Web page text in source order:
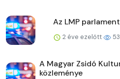
Az LMP
2 éve ezelőtt
A Magyar Zsidó
közleménye